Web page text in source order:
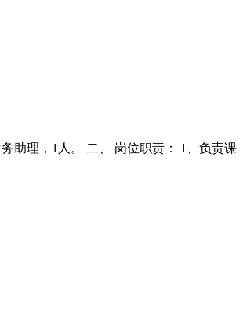
助理，1人。 二、 岗位职责： 1、负责课